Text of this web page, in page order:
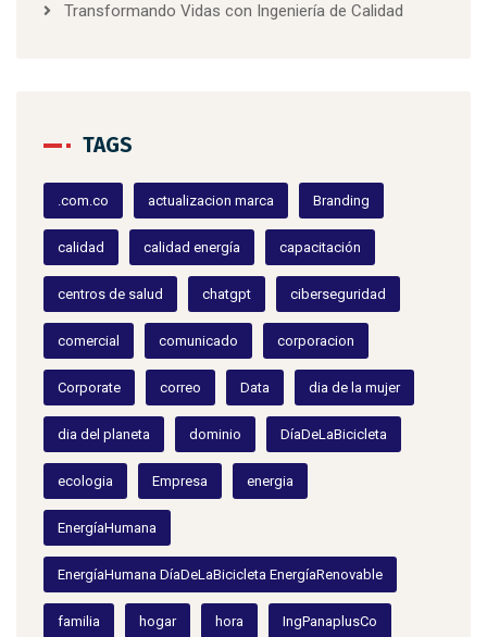
Transformando Vidas con Ingeniería de Calidad
TAGS
.com.co actualizacion marca Branding
calidad calidad energía capacitación
centros de salud chatgpt ciberseguridad
comercial comunicado corporacion
Corporate correo Data dia de la mujer
dia del planeta dominio DíaDeLaBicicleta
ecologia Empresa energia
EnergíaHumana
EnergíaHumana DíaDeLaBicicleta EnergíaRenovable
familia hogar hora IngPanaplusCo